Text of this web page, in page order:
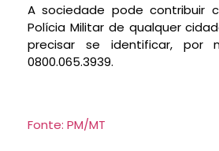
A sociedade pode contribuir
Polícia Militar de qualquer
precisar se identificar, por
0800.065.3939.
Fonte: PM/MT